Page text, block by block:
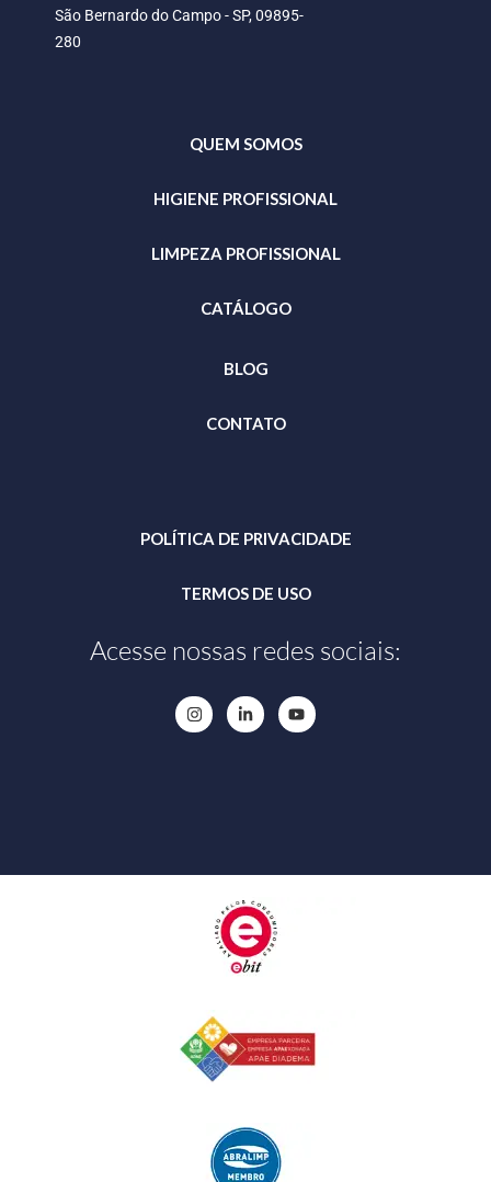
São Bernardo do Campo - SP, 09895-
280
QUEM SOMOS
HIGIENE PROFISSIONAL
LIMPEZA PROFISSIONAL
CATÁLOGO
BLOG
CONTATO
POLÍTICA DE PRIVACIDADE
TERMOS DE USO
Acesse nossas redes sociais: